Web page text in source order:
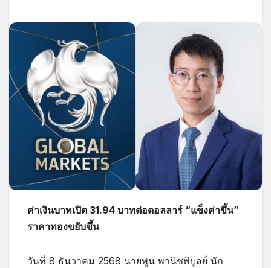
ค่าเงินบาทเปิด 31.94 บาทต่อดอลลาร์ “แข็งค่าขึ้น”
ราคาทองขยับขึ้น
วันที่ 8 ธันวาคม 2568 นายพูน พานิชพิบูลย์ นัก